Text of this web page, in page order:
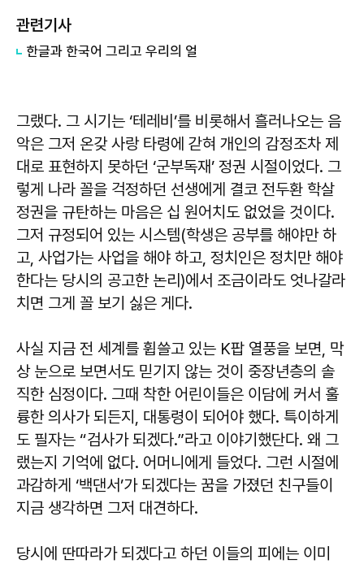
관련기사
한글과 한국어 그리고 우리의 얼
그랬다. 그 시기는 ‘테레비’를 비롯해서 흘러나오는 음
악은 그저 온갖 사랑 타령에 갇혀 개인의 감정조차 제
대로 표현하지 못하던 ‘군부독재’ 정권 시절이었다. 그
렇게 나라 꼴을 걱정하던 선생에게 결코 전두환 학살
정권을 규탄하는 마음은 십 원어치도 없었을 것이다.
그저 규정되어 있는 시스템(학생은 공부를 해야만 하
고, 사업가는 사업을 해야 하고, 정치인은 정치만 해야
한다는 당시의 공고한 논리)에서 조금이라도 엇나갈라
치면 그게 꼴 보기 싫은 게다.
사실 지금 전 세계를 휩쓸고 있는 K팝 열풍을 보면, 막
상 눈으로 보면서도 믿기지 않는 것이 중장년층의 솔
직한 심정이다. 그때 착한 어린이들은 이담에 커서 훌
륭한 의사가 되든지, 대통령이 되어야 했다. 특이하게
도 필자는 “검사가 되겠다.”라고 이야기했단다. 왜 그
랬는지 기억에 없다. 어머니에게 들었다. 그런 시절에
과감하게 ‘백댄서’가 되겠다는 꿈을 가졌던 친구들이
지금 생각하면 그저 대견하다.
당시에 딴따라가 되겠다고 하던 이들의 피에는 이미